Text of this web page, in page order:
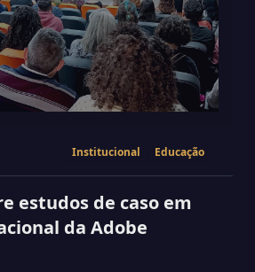
Institucional Educação
estudos de caso em
da Adobe